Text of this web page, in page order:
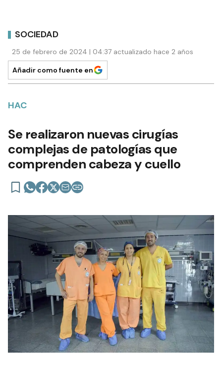
SOCIEDAD
25 de febrero de 2024 | 04:37 actualizado hace 2 años
Añadir como fuente en
HAC
Se realizaron nuevas cirugías
complejas de patologías que
comprenden cabeza y cuello